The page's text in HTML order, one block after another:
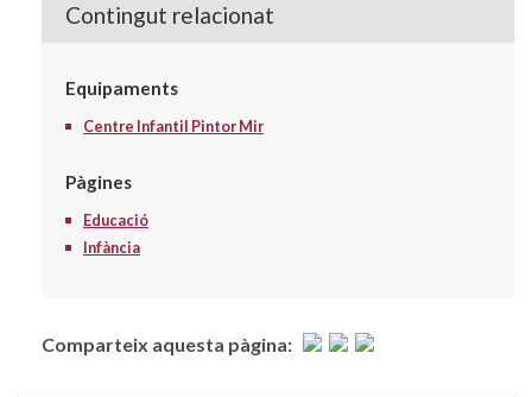
Contingut relacionat
Equipaments
Centre Infantil Pintor Mir
Pàgines
Educació
Infància
Comparteix aquesta pàgina: